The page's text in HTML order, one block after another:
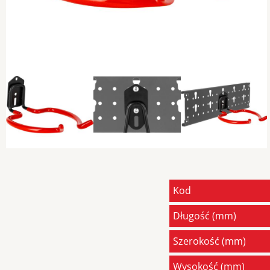
Previous
Kod
Długość (mm)
Szerokość (mm)
Wysokość (mm)